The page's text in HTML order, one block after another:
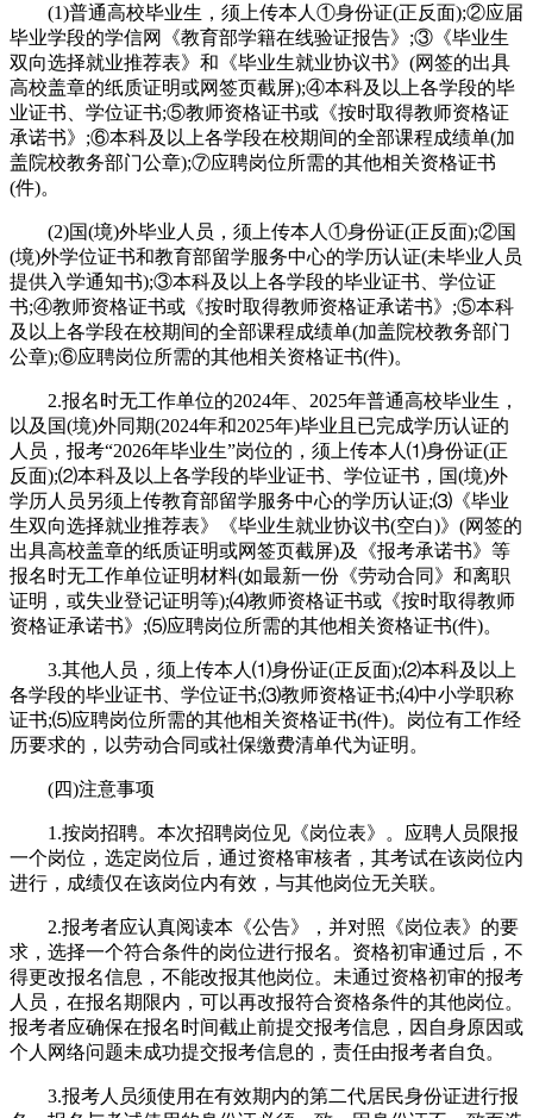
(1)普通高校毕业生，须上传本人①身份证(正反面);②应届
毕业学段的学信网《教育部学籍在线验证报告》;③《毕业生
双向选择就业推荐表》和《毕业生就业协议书》(网签的出具
高校盖章的纸质证明或网签页截屏);④本科及以上各学段的毕
业证书、学位证书;⑤教师资格证书或《按时取得教师资格证
承诺书》;⑥本科及以上各学段在校期间的全部课程成绩单(加
盖院校教务部门公章);⑦应聘岗位所需的其他相关资格证书
(件)。
(2)国(境)外毕业人员，须上传本人①身份证(正反面);②国
(境)外学位证书和教育部留学服务中心的学历认证(未毕业人员
提供入学通知书);③本科及以上各学段的毕业证书、学位证
书;④教师资格证书或《按时取得教师资格证承诺书》;⑤本科
及以上各学段在校期间的全部课程成绩单(加盖院校教务部门
公章);⑥应聘岗位所需的其他相关资格证书(件)。
2.报名时无工作单位的2024年、2025年普通高校毕业生，
以及国(境)外同期(2024年和2025年)毕业且已完成学历认证的
人员，报考“2026年毕业生”岗位的，须上传本人⑴身份证(正
反面);⑵本科及以上各学段的毕业证书、学位证书，国(境)外
学历人员另须上传教育部留学服务中心的学历认证;⑶《毕业
生双向选择就业推荐表》《毕业生就业协议书(空白)》(网签的
出具高校盖章的纸质证明或网签页截屏)及《报考承诺书》等
报名时无工作单位证明材料(如最新一份《劳动合同》和离职
证明，或失业登记证明等);⑷教师资格证书或《按时取得教师
资格证承诺书》;⑸应聘岗位所需的其他相关资格证书(件)。
3.其他人员，须上传本人⑴身份证(正反面);⑵本科及以上
各学段的毕业证书、学位证书;⑶教师资格证书;⑷中小学职称
证书;⑸应聘岗位所需的其他相关资格证书(件)。岗位有工作经
历要求的，以劳动合同或社保缴费清单代为证明。
(四)注意事项
1.按岗招聘。本次招聘岗位见《岗位表》。应聘人员限报
一个岗位，选定岗位后，通过资格审核者，其考试在该岗位内
进行，成绩仅在该岗位内有效，与其他岗位无关联。
2.报考者应认真阅读本《公告》，并对照《岗位表》的要
求，选择一个符合条件的岗位进行报名。资格初审通过后，不
得更改报名信息，不能改报其他岗位。未通过资格初审的报考
人员，在报名期限内，可以再改报符合资格条件的其他岗位。
报考者应确保在报名时间截止前提交报考信息，因自身原因或
个人网络问题未成功提交报考信息的，责任由报考者自负。
3.报考人员须使用在有效期内的第二代居民身份证进行报